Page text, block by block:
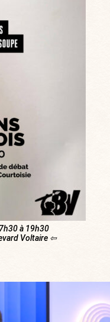
à 19h30
Voltaire ⇦